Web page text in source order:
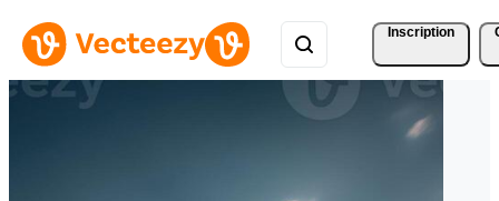
Inscription